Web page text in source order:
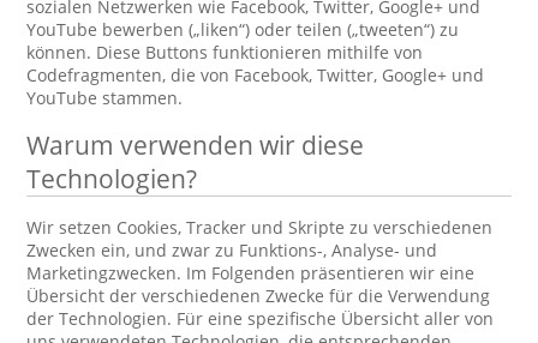
sozialen Netzwerken wie Facebook, Twitter, Google+ und
YouTube bewerben („liken“) oder teilen („tweeten“) zu
können. Diese Buttons funktionieren mithilfe von
Codefragmenten, die von Facebook, Twitter, Google+ und
YouTube stammen.
Warum verwenden wir diese
Technologien?
Wir setzen Cookies, Tracker und Skripte zu verschiedenen
Zwecken ein, und zwar zu Funktions-, Analyse- und
Marketingzwecken. Im Folgenden präsentieren wir eine
Übersicht der verschiedenen Zwecke für die Verwendung
der Technologien. Für eine spezifische Übersicht aller von